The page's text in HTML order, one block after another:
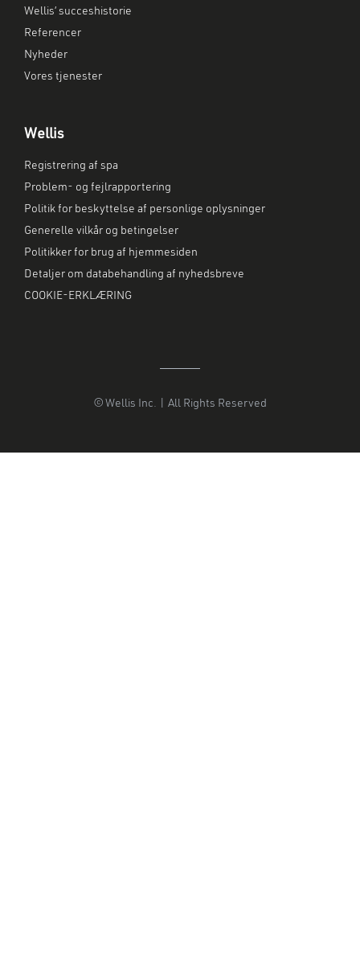
Wellis’ succeshistorie
Referencer
Nyheder
Vores tjenester
Wellis
Registrering af spa
Problem- og fejlrapportering
Politik for beskyttelse af personlige oplysninger
Generelle vilkår og betingelser
Politikker for brug af hjemmesiden
Detaljer om databehandling af nyhedsbreve
COOKIE-ERKLÆRING
© Wellis Inc. | All Rights Reserved